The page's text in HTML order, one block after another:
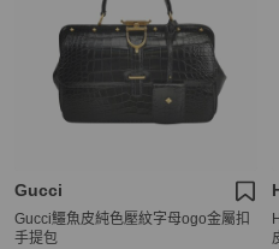
Gucci
Gucci鱷魚皮純色壓紋字母ogo金屬扣
手提包